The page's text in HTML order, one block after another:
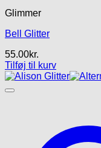
Glimmer
Bell Glitter
55.00kr.
Tilføj til kurv